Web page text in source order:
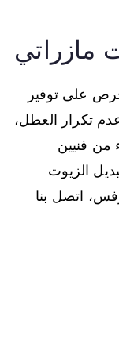
مازراتي
على توفير
تكرار العطل،
من فنيين
الزيوت
اتصل بنا